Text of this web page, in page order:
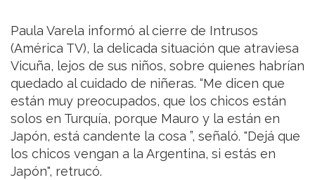
Paula Varela informó al cierre de Intrusos
(América TV), la delicada situación que atraviesa
Vicuña, lejos de sus niños, sobre quienes habrían
quedado al cuidado de niñeras. “Me dicen que
están muy preocupados, que los chicos están
solos en Turquía, porque Mauro y la están en
Japón, está candente la cosa ”, señaló. "Dejá que
los chicos vengan a la Argentina, si estás en
Japón", retrucó.